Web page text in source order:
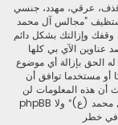
قذف، عرقي، مهدد، جنسي
تستظيف ”مجالس آل محمد
وإزالتك بشكل دائم
عناوين الآي بي كلها
الحق بإزالة أي موضوع
أو مستخدما توافق أن
أن هذه المعلومات لن
تُـعرض إلى أي جهة ثالثة دون علمك، لن يتحمل ”مجالس آل محمد (ع)“ ولا phpBB
في خطر